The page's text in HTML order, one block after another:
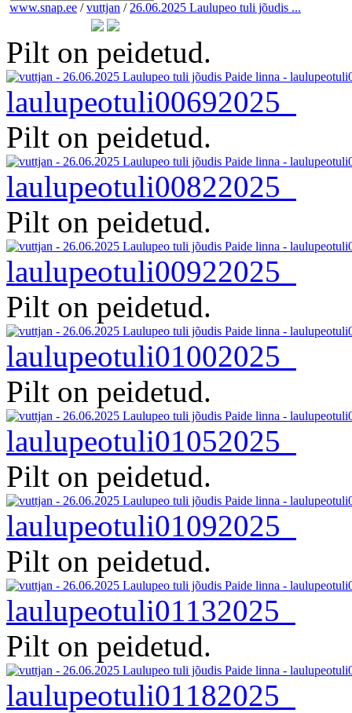
www.snap.ee / vuttjan / 26.06.2025 Laulupeo tuli jõudis ...
Pilt on peidetud.
laulupeotuli00692025
Pilt on peidetud.
laulupeotuli00822025
Pilt on peidetud.
laulupeotuli00922025
Pilt on peidetud.
laulupeotuli01002025
Pilt on peidetud.
laulupeotuli01052025
Pilt on peidetud.
laulupeotuli01092025
Pilt on peidetud.
laulupeotuli01132025
Pilt on peidetud.
laulupeotuli01182025